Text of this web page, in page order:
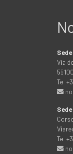
Via
Tel
Tel